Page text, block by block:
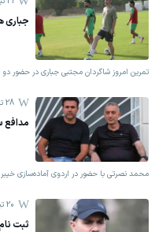
جباری
تمرین امروز شاگردان مجتبی جباری در حضور دو
28 تیر
مدافع
محمد نصرتی با حضور در اردوی آماده‌سازی خیبر
20 تیر
ثبت